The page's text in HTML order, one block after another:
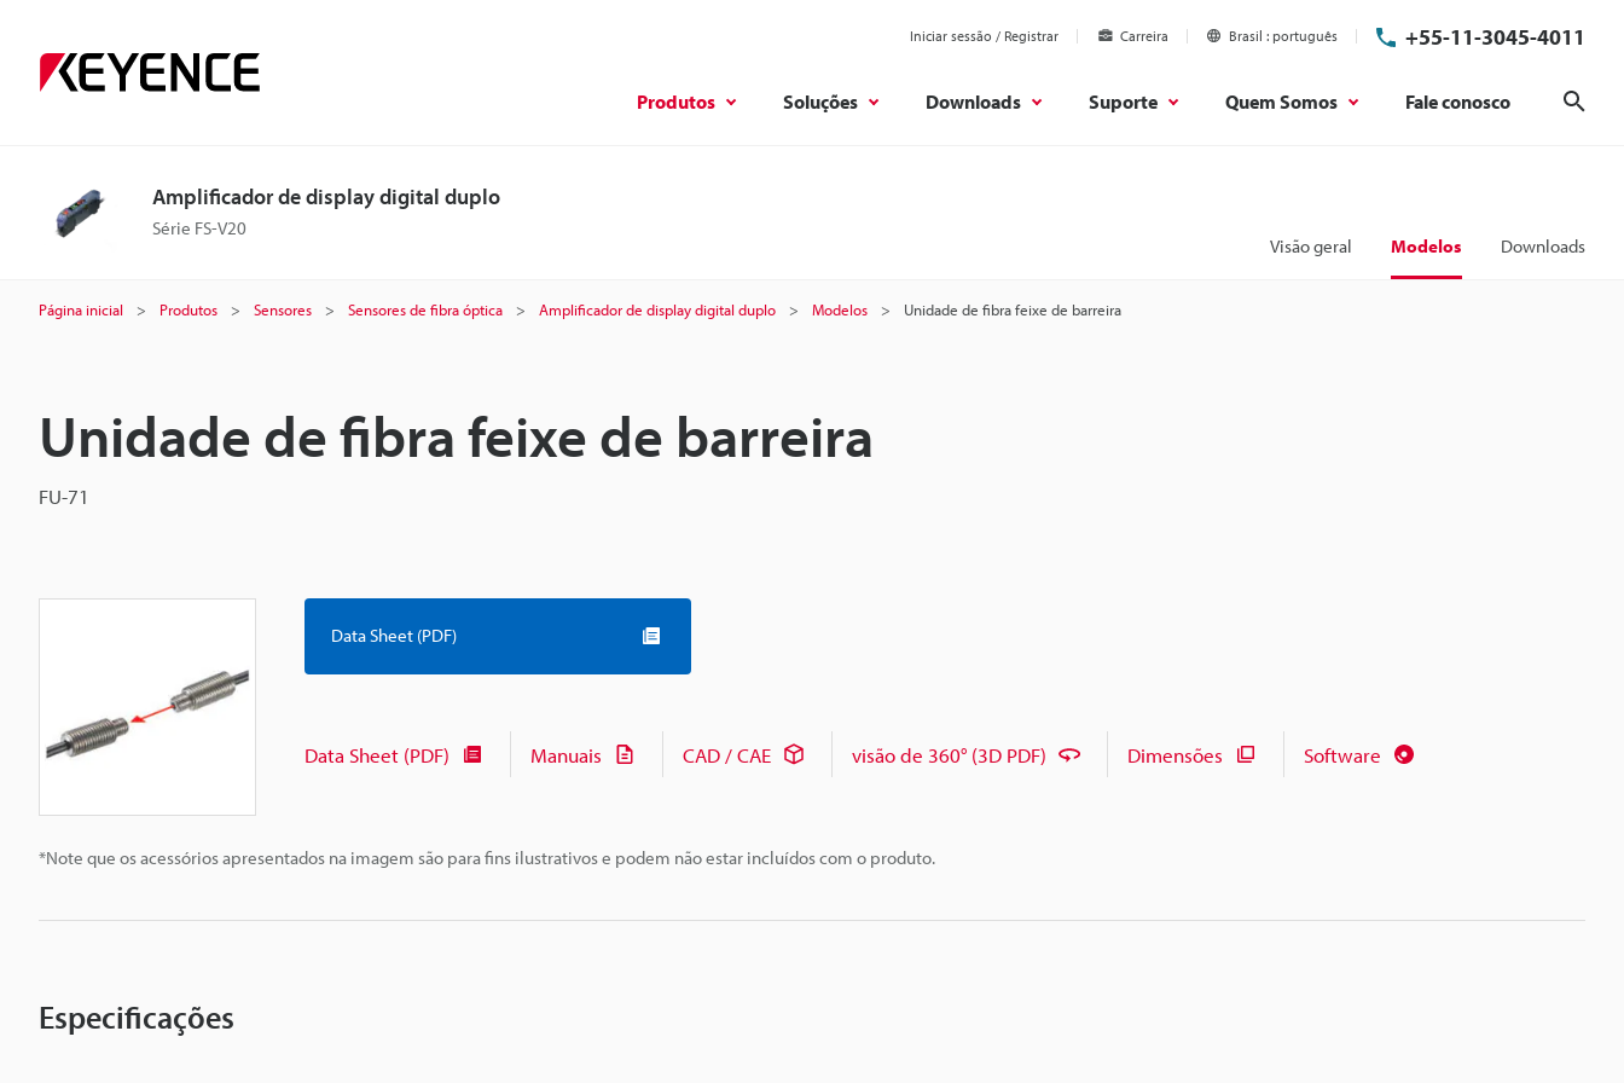
Iniciar sessão / Registrar Carreira Brasil português +55-11-3045-4011
Produtos Soluções Downloads Suporte Quem Somos Fale conosco
Amplificador de display digital duplo
Série FS-V20
Visão geral Modelos Downloads
Página inicial Produtos Sensores Sensores de fibra óptica Amplificador de display digital duplo Modelos Unidade de fibra feixe de barreira
Unidade de fibra feixe de barreira
FU-71
*Note que os acessórios apresentados na imagem são para fins ilustrativos e podem não estar incluídos com o produto.
Data Sheet (PDF)
Data Sheet (PDF) Manuais CAD / CAE visão de 360° (3D PDF) Dimensões Software
Especificações